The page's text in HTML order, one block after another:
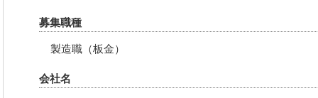
募集職種
製造職（板金）
会社名